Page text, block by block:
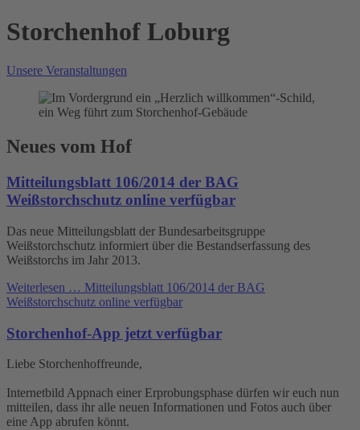
Storchenhof Loburg
Unsere Veranstaltungen
Neues vom Hof
Mitteilungsblatt 106/2014 der BAG
Weißstorchschutz online verfügbar
Das neue Mitteilungsblatt der Bundesarbeitsgruppe
Weißstorchschutz informiert über die Bestandserfassung des
Weißstorchs im Jahr 2013.
Weiterlesen … Mitteilungsblatt 106/2014 der BAG
Weißstorchschutz online verfügbar
Storchenhof-App jetzt verfügbar
Liebe Storchenhoffreunde,
Internetbild Appnach einer Erprobungsphase dürfen wir euch nun
mitteilen, dass ihr alle neuen Informationen und Fotos auch über
eine App abrufen könnt.